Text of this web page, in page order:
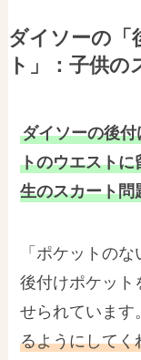
ダイソーの「
ト」：子供の
ダイソーの後
トのウエストに
生のスカート問
「ポケットの
後付けポケット
せられています
るようにしてく